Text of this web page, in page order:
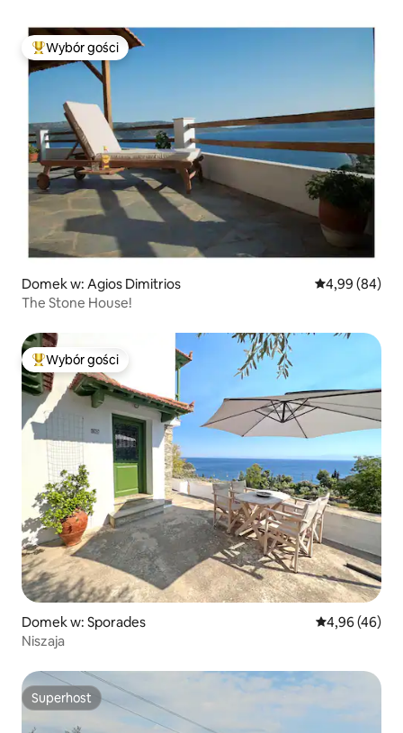
Najpopularniejsze z kategorii Wybór gości
Wybór gości
Domek w: Agios Dimitrios Średnia
4,99 (84)
The Stone House!
Najpopularniejsze z kategorii Wybór gości
Wybór gości
Domek w: Sporades Średnia
4,96 (46)
Niszaja
Superhost
Superhost